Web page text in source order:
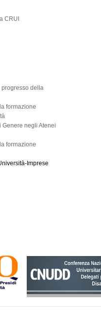
CRUI
progresso della
formazione
negli Atenei
formazione
Imprese